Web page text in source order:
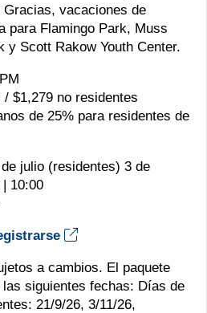
vacaciones de
para Flamingo Park, Muss
y Scott Rakow Youth Center.
$1,279 no residentes
de 25% para residentes de
julio (residentes) 3 de
10:00
a cambios. El paquete
siguientes fechas: Días de
21/9/26, 3/11/26,